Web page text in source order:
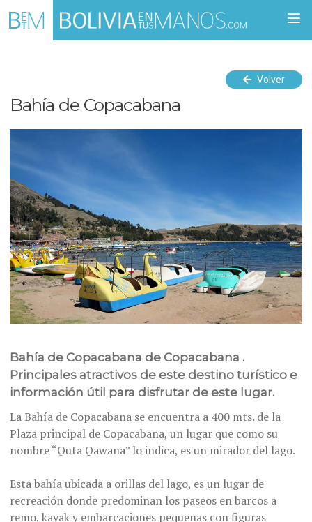
Volver
Bahía de Copacabana
Bahía de Copacabana de Copacabana .
Principales atractivos de este destino turístico e
información útil para disfrutar de este lugar.
La Bahía de Copacabana se encuentra a 400 mts. de la
Plaza principal de Copacabana, un lugar que como su
nombre “Quta Qawana” lo indica, es un mirador del lago.
Esta bahía ubicada a orillas del lago, es un lugar de
recreación donde predominan los paseos en barcos a
remo, kayak y embarcaciones pequeñas con figuras